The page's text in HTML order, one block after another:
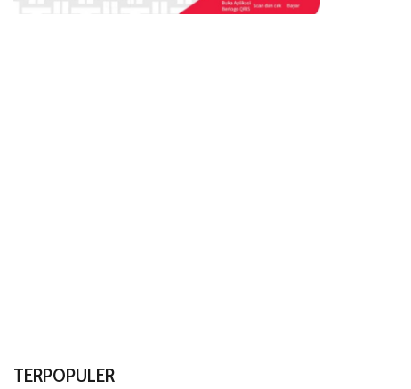
TERPOPULER